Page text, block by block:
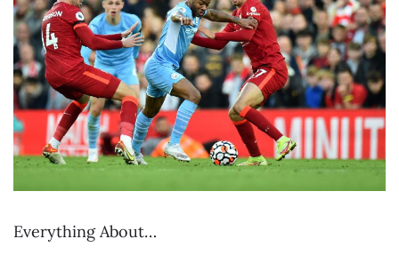
Everything About…